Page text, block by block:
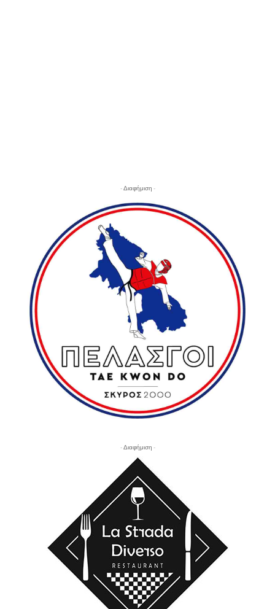
- Διαφήμιση -
- Διαφήμιση -